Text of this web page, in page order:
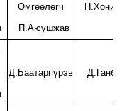
Өмгөөлөгч
П.Аюушжав
Н.Хонинхүү
Д.Баатарпүрэв Д.Ганболд